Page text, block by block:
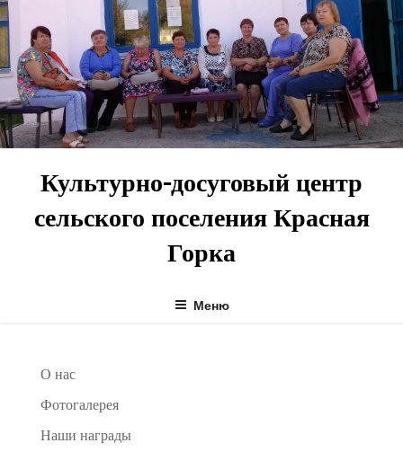
Перейти
к
содержимому
Культурно-досуговый центр
сельского поселения Красная
Горка
Меню
О нас
Фотогалерея
Наши награды